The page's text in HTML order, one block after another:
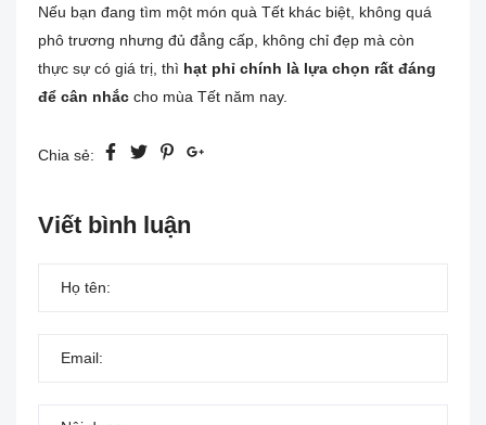
Nếu bạn đang tìm một món quà Tết khác biệt, không quá
phô trương nhưng đủ đẳng cấp, không chỉ đẹp mà còn
thực sự có giá trị, thì hạt phỉ chính là lựa chọn rất đáng
để cân nhắc cho mùa Tết năm nay.
Chia sẻ:
Viết bình luận